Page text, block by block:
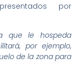
por
que le hospeda
por ejemplo,
de la zona para